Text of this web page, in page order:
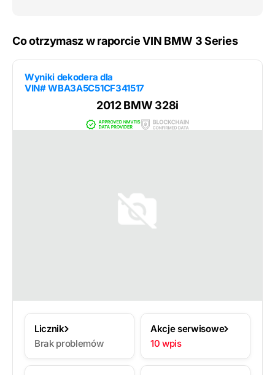
Co otrzymasz w raporcie VIN BMW 3 Series
Wyniki dekodera dla
VIN# WBA3A5C51CF341517
2012 BMW 328i
Licznik
Brak problemów
Akcje serwisowe
10 wpis